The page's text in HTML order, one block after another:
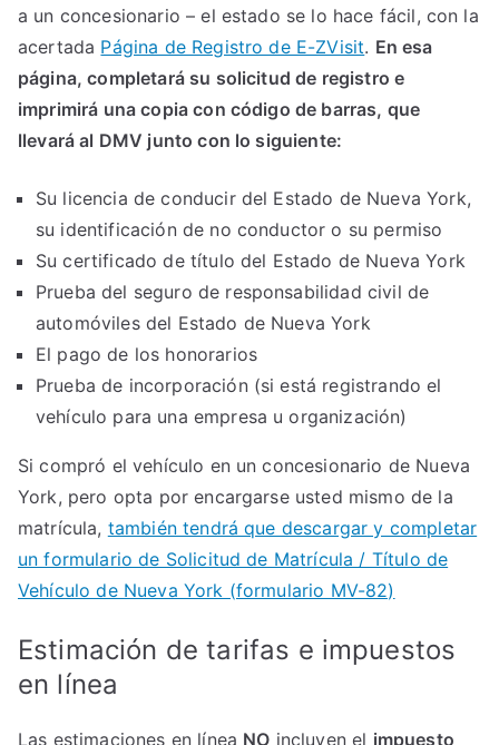
a un concesionario – el estado se lo hace fácil, con la
acertada Página de Registro de E-ZVisit. En esa
página, completará su solicitud de registro e
imprimirá una copia con código de barras, que
llevará al DMV junto con lo siguiente:
Su licencia de conducir del Estado de Nueva York,
su identificación de no conductor o su permiso
Su certificado de título del Estado de Nueva York
Prueba del seguro de responsabilidad civil de
automóviles del Estado de Nueva York
El pago de los honorarios
Prueba de incorporación (si está registrando el
vehículo para una empresa u organización)
Si compró el vehículo en un concesionario de Nueva
York, pero opta por encargarse usted mismo de la
matrícula, también tendrá que descargar y completar
un formulario de Solicitud de Matrícula / Título de
Vehículo de Nueva York (formulario MV-82)
Estimación de tarifas e impuestos
en línea
Las estimaciones en línea NO incluyen el impuesto